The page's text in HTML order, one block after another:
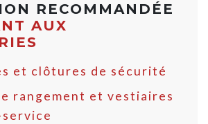
RECOMMANDÉE
AUX
et clôtures de sécurité
rangement et vestiaires